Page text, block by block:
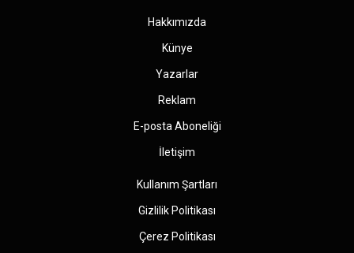
Hakkımızda
Künye
Yazarlar
Reklam
E-posta Aboneliği
İletişim
Kullanım Şartları
Gizlilik Politikası
Çerez Politikası